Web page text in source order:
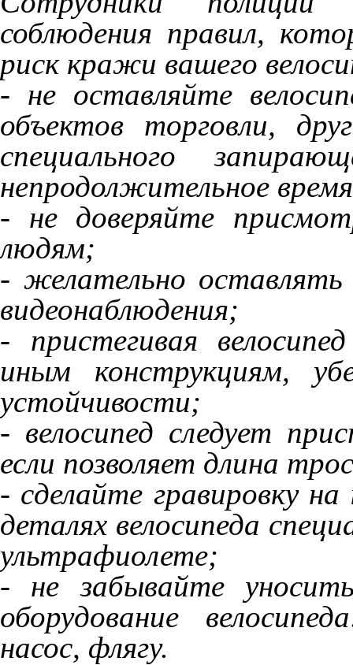
соблюдения правил,
риск кражи вашего
- не оставляйте
объектов торговли,
специального
непродолжительное
- не доверяйте
людям;
- желательно оставлять
видеонаблюдения;
- пристегивая
иным конструкциям,
устойчивости;
- велосипед следует
если позволяет длина
- сделайте гравировку
деталях велосипеда
ультрафиолете;
- не забывайте
оборудование
насос, флягу.